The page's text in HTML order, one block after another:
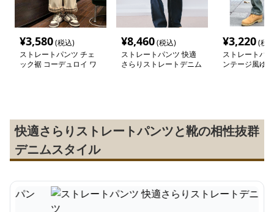
¥3,580(税込)
ストレートパンツ チェ
ック裾 コーデュロイ ワ
¥8,460(税込)
ストレートパンツ 快適
さらりストレートデニム
¥3,220(税
ストレートパ
ンテージ風ゆ
快適さらりストレートパンツと靴の相性抜群
デニムスタイル